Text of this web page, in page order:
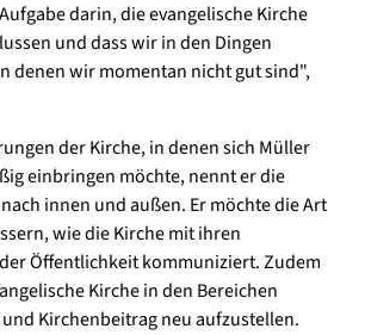
darin, die evangelische Kirche
und dass wir in den Dingen
denen wir momentan nicht gut sind",
der Kirche, in denen sich Müller
einbringen möchte, nennt er die
innen und außen. Er möchte die Art
wie die Kirche mit ihren
Öffentlichkeit kommuniziert. Zudem
Kirche in den Bereichen
Kirchenbeitrag neu aufzustellen.